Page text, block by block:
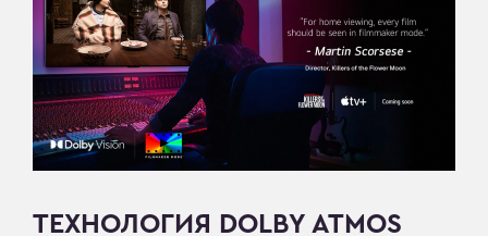
ТЕХНОЛОГИЯ DOLBY ATMOS